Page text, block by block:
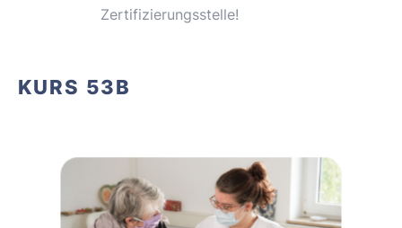
Zertifizierungsstelle!
KURS 53B